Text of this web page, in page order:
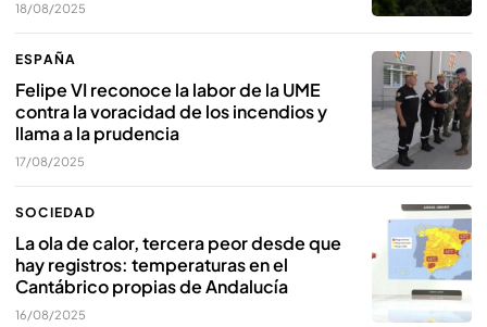
18/08/2025
ESPAÑA
Felipe VI reconoce la labor de la UME
contra la voracidad de los incendios y
llama a la prudencia
17/08/2025
SOCIEDAD
La ola de calor, tercera peor desde que
hay registros: temperaturas en el
Cantábrico propias de Andalucía
16/08/2025